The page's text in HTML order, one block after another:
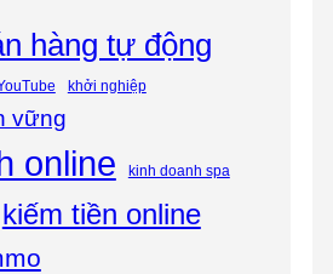
hàng tự động
khởi nghiệp
vững
online kinh doanh spa
kiếm tiền online